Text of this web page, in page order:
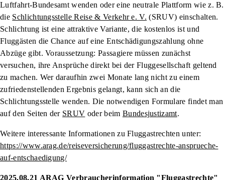
Luftfahrt-Bundesamt wenden oder eine neutrale Plattform wie z. B.
die Schlichtungsstelle Reise & Verkehr e. V. (SRUV) einschalten.
Schlichtung ist eine attraktive Variante, die kostenlos ist und
Fluggästen die Chance auf eine Entschädigungszahlung ohne
Abzüge gibt. Voraussetzung: Passagiere müssen zunächst
versuchen, ihre Ansprüche direkt bei der Fluggesellschaft geltend
zu machen. Wer daraufhin zwei Monate lang nicht zu einem
zufriedenstellenden Ergebnis gelangt, kann sich an die
Schlichtungsstelle wenden. Die notwendigen Formulare findet man
auf den Seiten der SRUV oder beim Bundesjustizamt.
Weitere interessante Informationen zu Fluggastrechten unter:
https://www.arag.de/reiseversicherung/fluggastrechte-ansprueche-
auf-entschaedigung/
2025.08.21 ARAG Verbraucherinformation "Fluggastrechte"